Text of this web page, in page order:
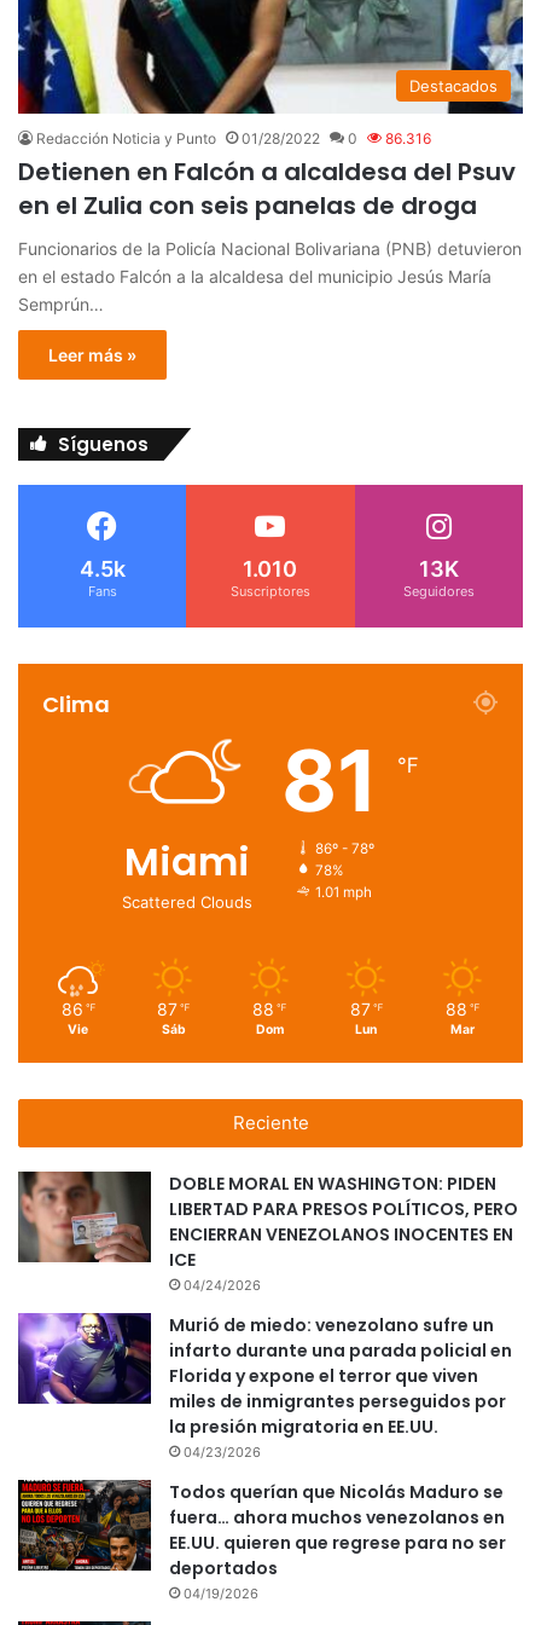
Destacados
Redacción Noticia y Punto 01/28/2022 0 86.316
Detienen en Falcón a alcaldesa del Psuv
en el Zulia con seis panelas de droga
Funcionarios de la Policía Nacional Bolivariana (PNB) detuvieron
en el estado Falcón a la alcaldesa del municipio Jesús María
Semprún…
Leer más »
Síguenos
4.5k
Fans
1.010
Suscriptores
13K
Seguidores
Clima
Miami
Scattered Clouds
81 ℉
86º - 78º
78%
1.01 mph
86 ℉
Vie
87 ℉
Sáb
88 ℉
Dom
87 ℉
Lun
88 ℉
Mar
Reciente
DOBLE MORAL EN WASHINGTON: PIDEN
LIBERTAD PARA PRESOS POLÍTICOS, PERO
ENCIERRAN VENEZOLANOS INOCENTES EN
ICE
04/24/2026
Murió de miedo: venezolano sufre un
infarto durante una parada policial en
Florida y expone el terror que viven
miles de inmigrantes perseguidos por
la presión migratoria en EE.UU.
04/23/2026
Todos querían que Nicolás Maduro se
fuera… ahora muchos venezolanos en
EE.UU. quieren que regrese para no ser
deportados
04/19/2026